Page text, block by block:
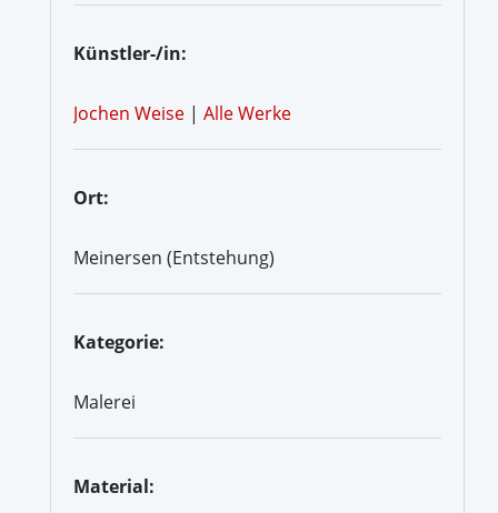
Künstler-/in:
Jochen Weise | Alle Werke
Ort:
Meinersen (Entstehung)
Kategorie:
Malerei
Material: